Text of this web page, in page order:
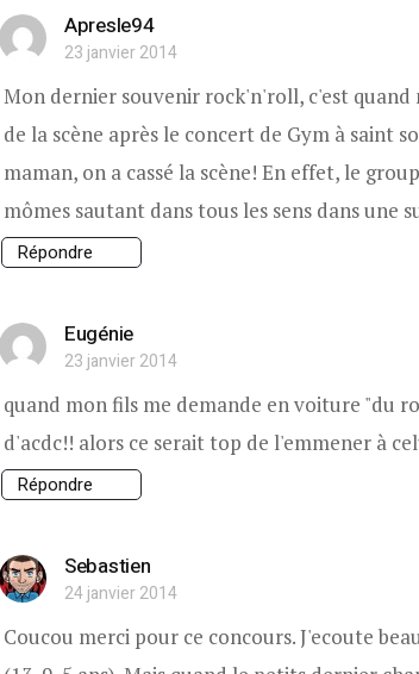
Apresle94
23 janvier 2014
Mon dernier souvenir rock'n'roll, c'est quand
de la scène après le concert de Gym à saint
maman, on a cassé la scène! En effet, le
mômes sautant dans tous les sens dans une
Répondre
Eugénie
23 janvier 2014
quand mon fils me demande en voiture "du
d'acdc!! alors ce serait top de l'emmener à
Répondre
Sebastien
24 janvier 2014
Coucou merci pour ce concours. J'ecoute